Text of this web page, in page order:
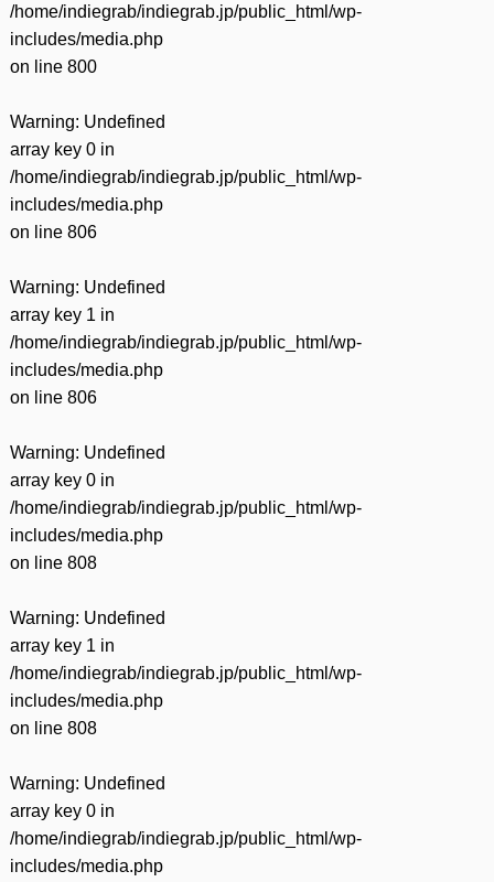
/home/indiegrab/indiegrab.jp/public_html/wp-
includes/media.php
on line 800
Warning: Undefined
array key 0 in
/home/indiegrab/indiegrab.jp/public_html/wp-
includes/media.php
on line 806
Warning: Undefined
array key 1 in
/home/indiegrab/indiegrab.jp/public_html/wp-
includes/media.php
on line 806
Warning: Undefined
array key 0 in
/home/indiegrab/indiegrab.jp/public_html/wp-
includes/media.php
on line 808
Warning: Undefined
array key 1 in
/home/indiegrab/indiegrab.jp/public_html/wp-
includes/media.php
on line 808
Warning: Undefined
array key 0 in
/home/indiegrab/indiegrab.jp/public_html/wp-
includes/media.php